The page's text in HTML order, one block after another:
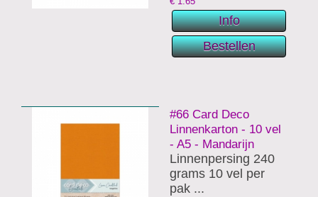
#66 Card Deco
Linnenkarton - 10 vel
- A5 - Mandarijn
Linnenpersing 240
grams 10 vel per
pak ...